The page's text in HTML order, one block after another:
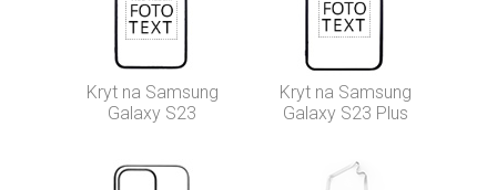
Kryt na Samsung
Galaxy S23
Kryt na Samsung
Galaxy S23 Plus